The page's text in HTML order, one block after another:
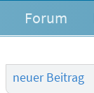
Forum
neuer Beitrag